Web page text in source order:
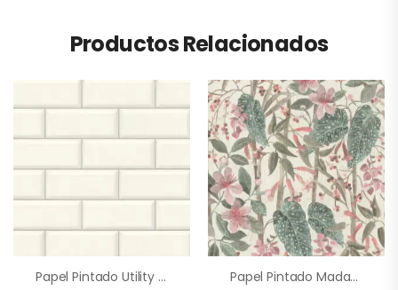
Productos Relacionados
Papel Pintado Utility 055 Papel Pintado Madagascar